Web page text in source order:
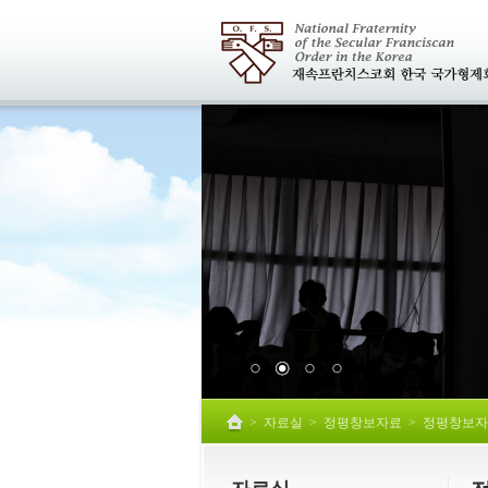
> 자료실 > 정평창보자료 > 정평창보